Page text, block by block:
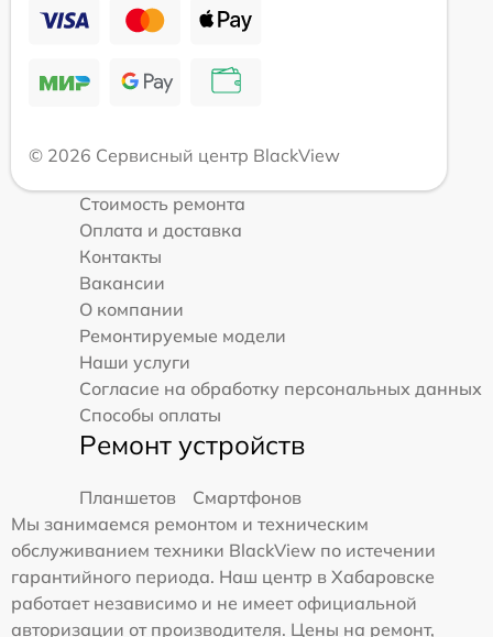
© 2026 Сервисный центр BlackView
Стоимость ремонта
Оплата и доставка
Контакты
Вакансии
О компании
Ремонтируемые модели
Наши услуги
Согласие на обработку персональных данных
Способы оплаты
Ремонт устройств
Планшетов
Смартфонов
Мы занимаемся ремонтом и техническим
обслуживанием техники BlackView по истечении
гарантийного периода. Наш центр в Хабаровске
работает независимо и не имеет официальной
авторизации от производителя. Цены на ремонт,